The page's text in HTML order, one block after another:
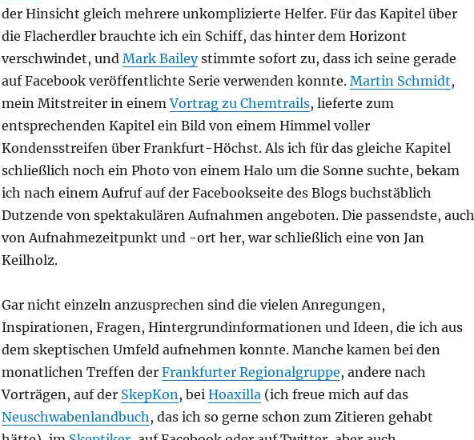
der Hinsicht gleich mehrere unkomplizierte Helfer. Für das Kapitel über
die Flacherdler brauchte ich ein Schiff, das hinter dem Horizont
verschwindet, und Mark Baileystimmte sofort zu, dass ich seine gerade
auf Facebook veröffentlichte Serie verwenden konnte. Martin Schmidt,
mein Mitstreiter in einemVortrag zu Chemtrails, lieferte zum
entsprechenden Kapitel ein Bild von einem Himmel voller
Kondensstreifen über Frankfurt-Höchst. Als ich für das gleiche Kapitel
schließlich noch ein Photo von einem Halo um die Sonne suchte, bekam
ich nach einem Aufruf auf der Facebookseite des Blogs buchstäblich
Dutzende von spektakulären Aufnahmen angeboten. Die passendste, auch
von Aufnahmezeitpunkt und -ort her, war schließlich eine von Jan
Keilholz.
Gar nicht einzeln anzusprechen sind die vielen Anregungen,
Inspirationen, Fragen, Hintergrundinformationen und Ideen, die ich aus
dem skeptischen Umfeld aufnehmen konnte. Manche kamen bei den
monatlichen Treffen der Frankfurter Regionalgruppe, andere nach
Vorträgen, auf der SkepKon , bei Hoaxilla (ich freue mich auf das
Neuschwabenlandbuch , das ich so gerne schon zum Zitieren gehabt